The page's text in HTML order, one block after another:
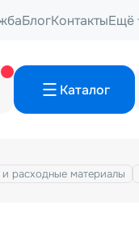
БлогКонтактыЕщё
Каталог
и расходные материалы